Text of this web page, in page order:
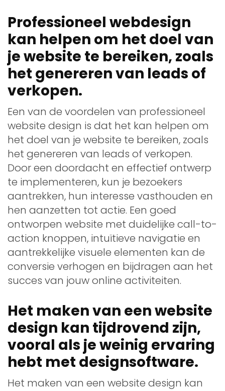
Professioneel webdesign
kan helpen om het doel van
je website te bereiken, zoals
het genereren van leads of
verkopen.
Een van de voordelen van professioneel
website design is dat het kan helpen om
het doel van je website te bereiken, zoals
het genereren van leads of verkopen.
Door een doordacht en effectief ontwerp
te implementeren, kun je bezoekers
aantrekken, hun interesse vasthouden en
hen aanzetten tot actie. Een goed
ontworpen website met duidelijke call-to-
action knoppen, intuïtieve navigatie en
aantrekkelijke visuele elementen kan de
conversie verhogen en bijdragen aan het
succes van jouw online activiteiten.
Het maken van een website
design kan tijdrovend zijn,
vooral als je weinig ervaring
hebt met designsoftware.
Het maken van een website design kan